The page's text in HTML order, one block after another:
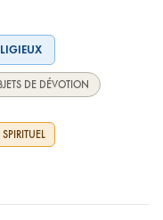
DE DÉVOTION